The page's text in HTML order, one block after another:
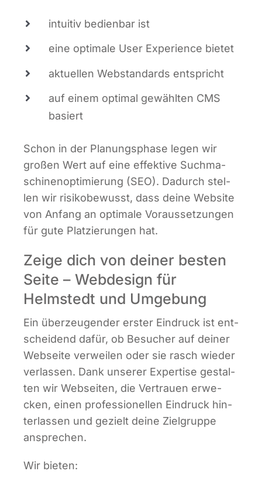
intui­tiv bedien­bar ist
eine opti­ma­le User Expe­ri­ence bietet
aktu­el­len Web­stan­dards entspricht
auf einem opti­mal gewähl­ten CMS
basiert
Schon in der Pla­nungs­pha­se legen wir
gro­ßen Wert auf eine effek­ti­ve Such­ma­
schi­nen­op­ti­mie­rung (SEO). Dadurch stel­
len wir risi­ko­be­wusst, dass dei­ne Web­site
von Anfang an opti­ma­le Vor­aus­set­zun­gen
für gute Plat­zie­run­gen hat.
Zeige dich von deiner besten
Seite – Webdesign für
Helmstedt und Umgebung
Ein über­zeu­gen­der ers­ter Ein­druck ist ent­
schei­dend dafür, ob Besu­cher auf dei­ner
Web­sei­te ver­wei­len oder sie rasch wie­der
ver­las­sen. Dank unse­rer Exper­ti­se gestal­
ten wir Web­sei­ten, die Ver­trau­en erwe­
cken, einen pro­fes­sio­nel­len Ein­druck hin­
ter­las­sen und gezielt dei­ne Ziel­grup­pe
ansprechen.
Wir bie­ten: